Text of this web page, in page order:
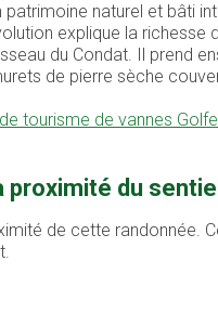
naturel et bâti
explique la
du Condat. Il prend
de pierre sèche
tourisme de vannes
proximité du
de cette randonnée.